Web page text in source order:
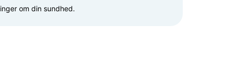
om din sundhed.